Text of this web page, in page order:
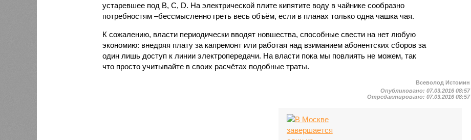
устаревшее под В, С, D. На электрической плите кипятите воду в чайнике сообразно
потребностям –бессмысленно греть весь объём, если в планах только одна чашка чая.
К сожалению, власти периодически вводят новшества, способные свести на нет любую
экономию: внедряя плату за капремонт или работая над взиманием абонентских сборов за
один лишь доступ к линии электропередачи. На власти пока мы повлиять не можем, так
что просто учитывайте в своих расчётах подобные траты.
Всеволод Истомин
Опубликовано:07.03.2016 08:57
Отредактировано:07.03.2016 08:57